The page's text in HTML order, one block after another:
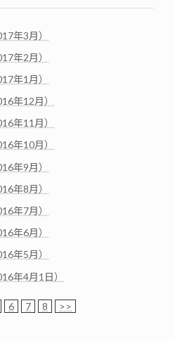
年3月）
年2月）
年1月）
年12月）
年11月）
年10月）
年9月）
年8月）
年7月）
年6月）
年5月）
年4月1日）
6 7 8 >>